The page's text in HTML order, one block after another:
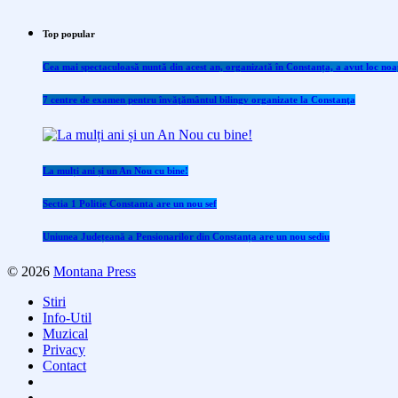
Top popular
Cea mai spectaculoasă nuntă din acest an, organizată în Constanța, a avut loc
7 centre de examen pentru învăţământul bilingv organizate la Constanţa
La mulți ani și un An Nou cu bine!
Sectia 1 Politie Constanta are un nou sef
Uniunea Județeană a Pensionarilor din Constanța are un nou sediu
© 2026 Montana Press
Stiri
Info-Util
Muzical
Privacy
Contact